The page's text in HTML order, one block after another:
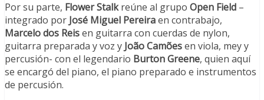
Por su parte, Flower Stalkreúne al grupo Open Field –
integrado por José Miguel Pereiraen contrabajo,
Marcelo dos Reisen guitarra con cuerdas de nylon,
guitarra preparada y voz y João Camõesen viola, mey y
percusión- con el legendario Burton Greene, quien aquí
se encargó del piano, el piano preparado e instrumentos
de percusión.